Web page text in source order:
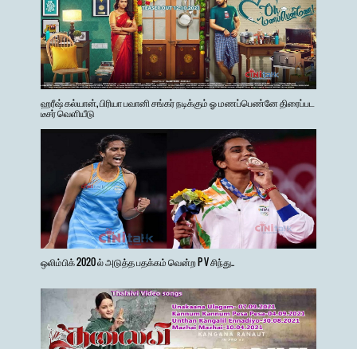
ஹரீஷ் கல்யான், பிரியா பவானி சங்கர் நடிக்கும் ஓ மணப்பெண்னே திரைப்பட
டீசர் வெளியீடு
ஒலிம்பிக் 2020 ல் அடுத்த பதக்கம் வென்ற P V சிந்து..